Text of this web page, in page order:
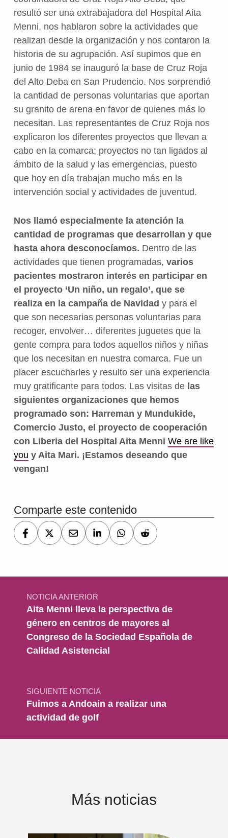
resultó ser una extrabajadora del Hospital Aita
Menni, nos hablaron sobre la actividades que
realizan desde la organización y nos contaron la
historia de su agrupación. Así supimos que en
junio de 1984 se inauguró la base de Cruz Roja
del Alto Deba en San Prudencio. Nos sorprendió
la cantidad de personas voluntarias que aportan
su granito de arena en favor de quienes más lo
necesitan. Las representantes de Cruz Roja nos
explicaron los diferentes proyectos que llevan a
cabo en la comarca; proyectos no tan ligados al
ámbito de la salud y las emergencias, puesto
que hoy en día trabajan mucho más en la
intervención social y actividades de juventud.
Nos llamó especialmente la atención la
cantidad de programas que desarrollan y que
hasta ahora desconocíamos. Dentro de las
actividades que tienen programadas, varios
pacientes mostraron interés en participar en
el proyecto ‘Un niño, un regalo’, que se
realiza en la campaña de Navidad y para el
que son necesarias personas voluntarias para
recoger, envolver… diferentes juguetes que la
gente compra para todos aquellos niños y niñas
que los necesitan en nuestra comarca. Fue un
placer escucharles y resulto ser una experiencia
muy gratificante para todos. Las visitas de las
siguientes organizaciones que hemos
programado son: Harreman y Mundukide,
Comercio Justo, el proyecto de cooperación
con Liberia del Hospital Aita Menni We are like
you y Aita Mari. ¡Estamos deseando que
vengan!
Comparte este contenido
Navegación de entradas
NOTICIA ANTERIOR
Aita Menni lleva la perspectiva de
género en centros de mayores al
Congreso de la Sociedad Española de
Calidad Asistencial
SIGUIENTE NOTICIA
Fuimos a Andoain a realizar una
actividad de golf
Más noticias